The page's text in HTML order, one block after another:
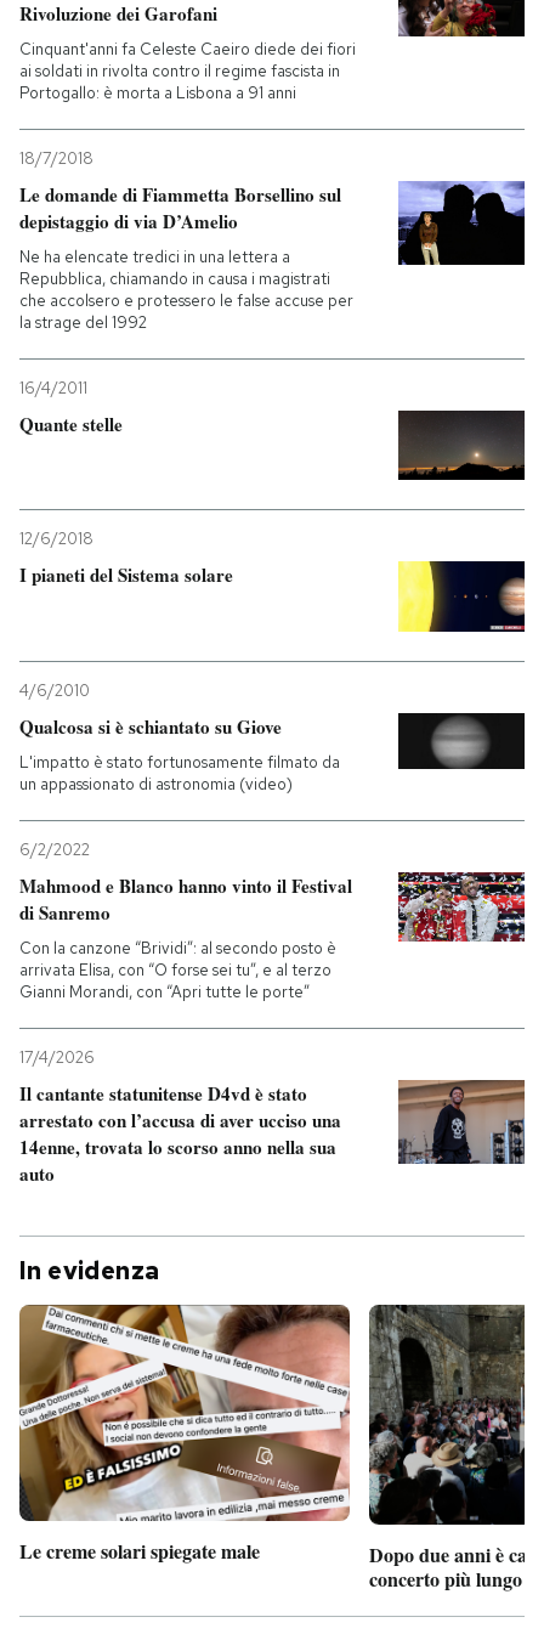
Rivoluzione dei Garofani
Cinquant'anni fa Celeste Caeiro diede dei fiori
ai soldati in rivolta contro il regime fascista in
Portogallo: è morta a Lisbona a 91 anni
18/7/2018
Le domande di Fiammetta Borsellino sul
depistaggio di via D’Amelio
Ne ha elencate tredici in una lettera a
Repubblica, chiamando in causa i magistrati
che accolsero e protessero le false accuse per
la strage del 1992
16/4/2011
Quante stelle
12/6/2018
I pianeti del Sistema solare
4/6/2010
Qualcosa si è schiantato su Giove
L'impatto è stato fortunosamente filmato da
un appassionato di astronomia (video)
6/2/2022
Mahmood e Blanco hanno vinto il Festival
di Sanremo
Con la canzone “Brividi”: al secondo posto è
arrivata Elisa, con “O forse sei tu”, e al terzo
Gianni Morandi, con “Apri tutte le porte”
17/4/2026
Il cantante statunitense D4vd è stato
arrestato con l’accusa di aver ucciso una
14enne, trovata lo scorso anno nella sua
auto
In evidenza
Le creme solari spiegate male
Dopo due anni è
concerto più lungo